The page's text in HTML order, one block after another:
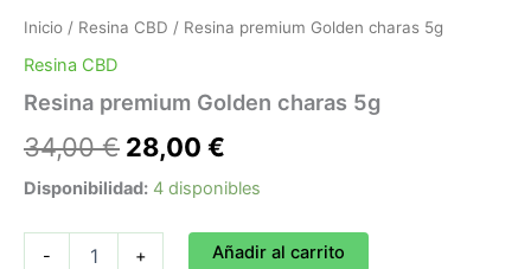
Inicio / Resina CBD / Resina premium Golden charas 5g
Resina CBD
Resina premium Golden charas 5g
34,00€
34,00 €.
28,00 €
28,00 €.
Disponibilidad: 4 disponibles
- + Añadir al carrito